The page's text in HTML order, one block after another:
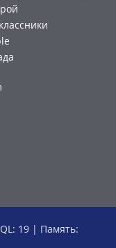
19 | Память: